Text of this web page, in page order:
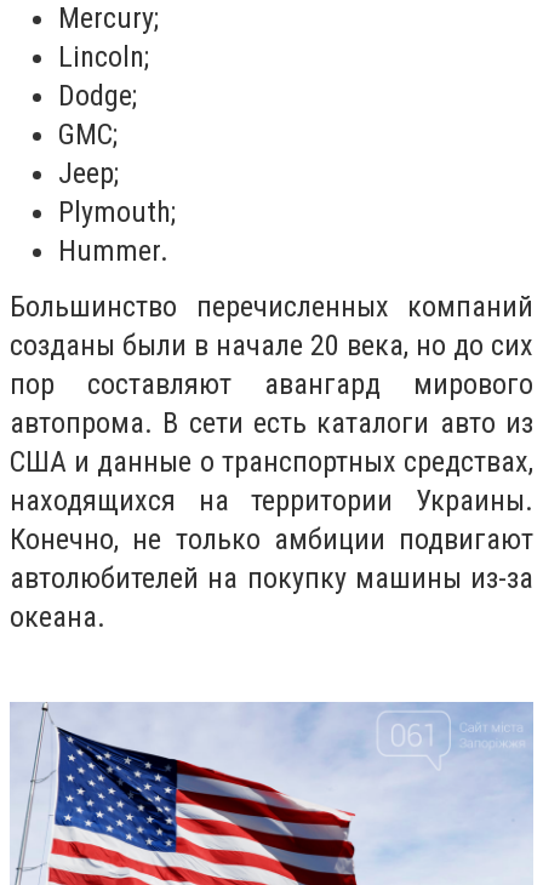
Mercury;
Lincoln;
Dodge;
GMC;
Jeep;
Plymouth;
Hummer.
Большинство перечисленных компаний
созданы были в начале 20 века, но до сих
пор составляют авангард мирового
автопрома. В сети есть каталоги авто из
США и данные о транспортных средствах,
находящихся на территории Украины.
Конечно, не только амбиции подвигают
автолюбителей на покупку машины из-за
океана.